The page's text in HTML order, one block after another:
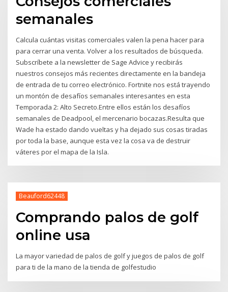
semanales
Calcula cuántas visitas comerciales valen la pena hacer para
para cerrar una venta. Volver a los resultados de búsqueda.
Subscríbete a la newsletter de Sage Advice y recibirás
nuestros consejos más recientes directamente en la bandeja
de entrada de tu correo electrónico. Fortnite nos está trayendo
un montón de desafíos semanales interesantes en esta
Temporada 2: Alto Secreto.Entre ellos están los desafíos
semanales de Deadpool, el mercenario bocazas.Resulta que
Wade ha estado dando vueltas y ha dejado sus cosas tiradas
por toda la base, aunque esta vez la cosa va de destruir
váteres por el mapa de la Isla.
Beauford62448
Comprando palos de golf
online usa
La mayor variedad de palos de golf y juegos de palos de golf
para ti de la mano de la tienda de golfestudio